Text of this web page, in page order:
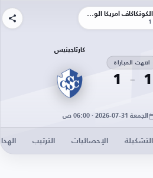
كأس الكونكاكاف أمريكا الوسطى
1
انتهت المباراة
1
كارتاجينيس
الجمعة 31-07-2026 · 06:00 ص
التشكيلة الإحصائيات الترتيب